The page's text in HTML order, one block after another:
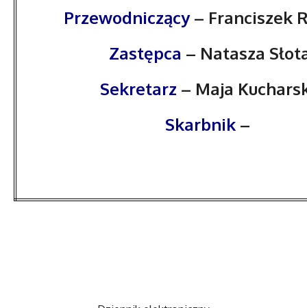
Przewodniczący– Franciszek
Zastępca – Natasza
Sekretarz – Maja
Skarbnik –